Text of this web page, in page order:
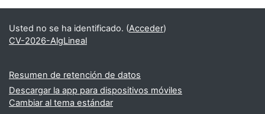
Usted no se ha identificado. (Acceder)
CV-2026-AlgLineal
Resumen de retención de datos
Descargar la app para dispositivos móviles
Cambiar al tema estándar